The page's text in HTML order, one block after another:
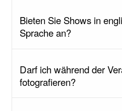
Bieten Sie Shows in
Sprache an?
Darf ich während der
fotografieren?